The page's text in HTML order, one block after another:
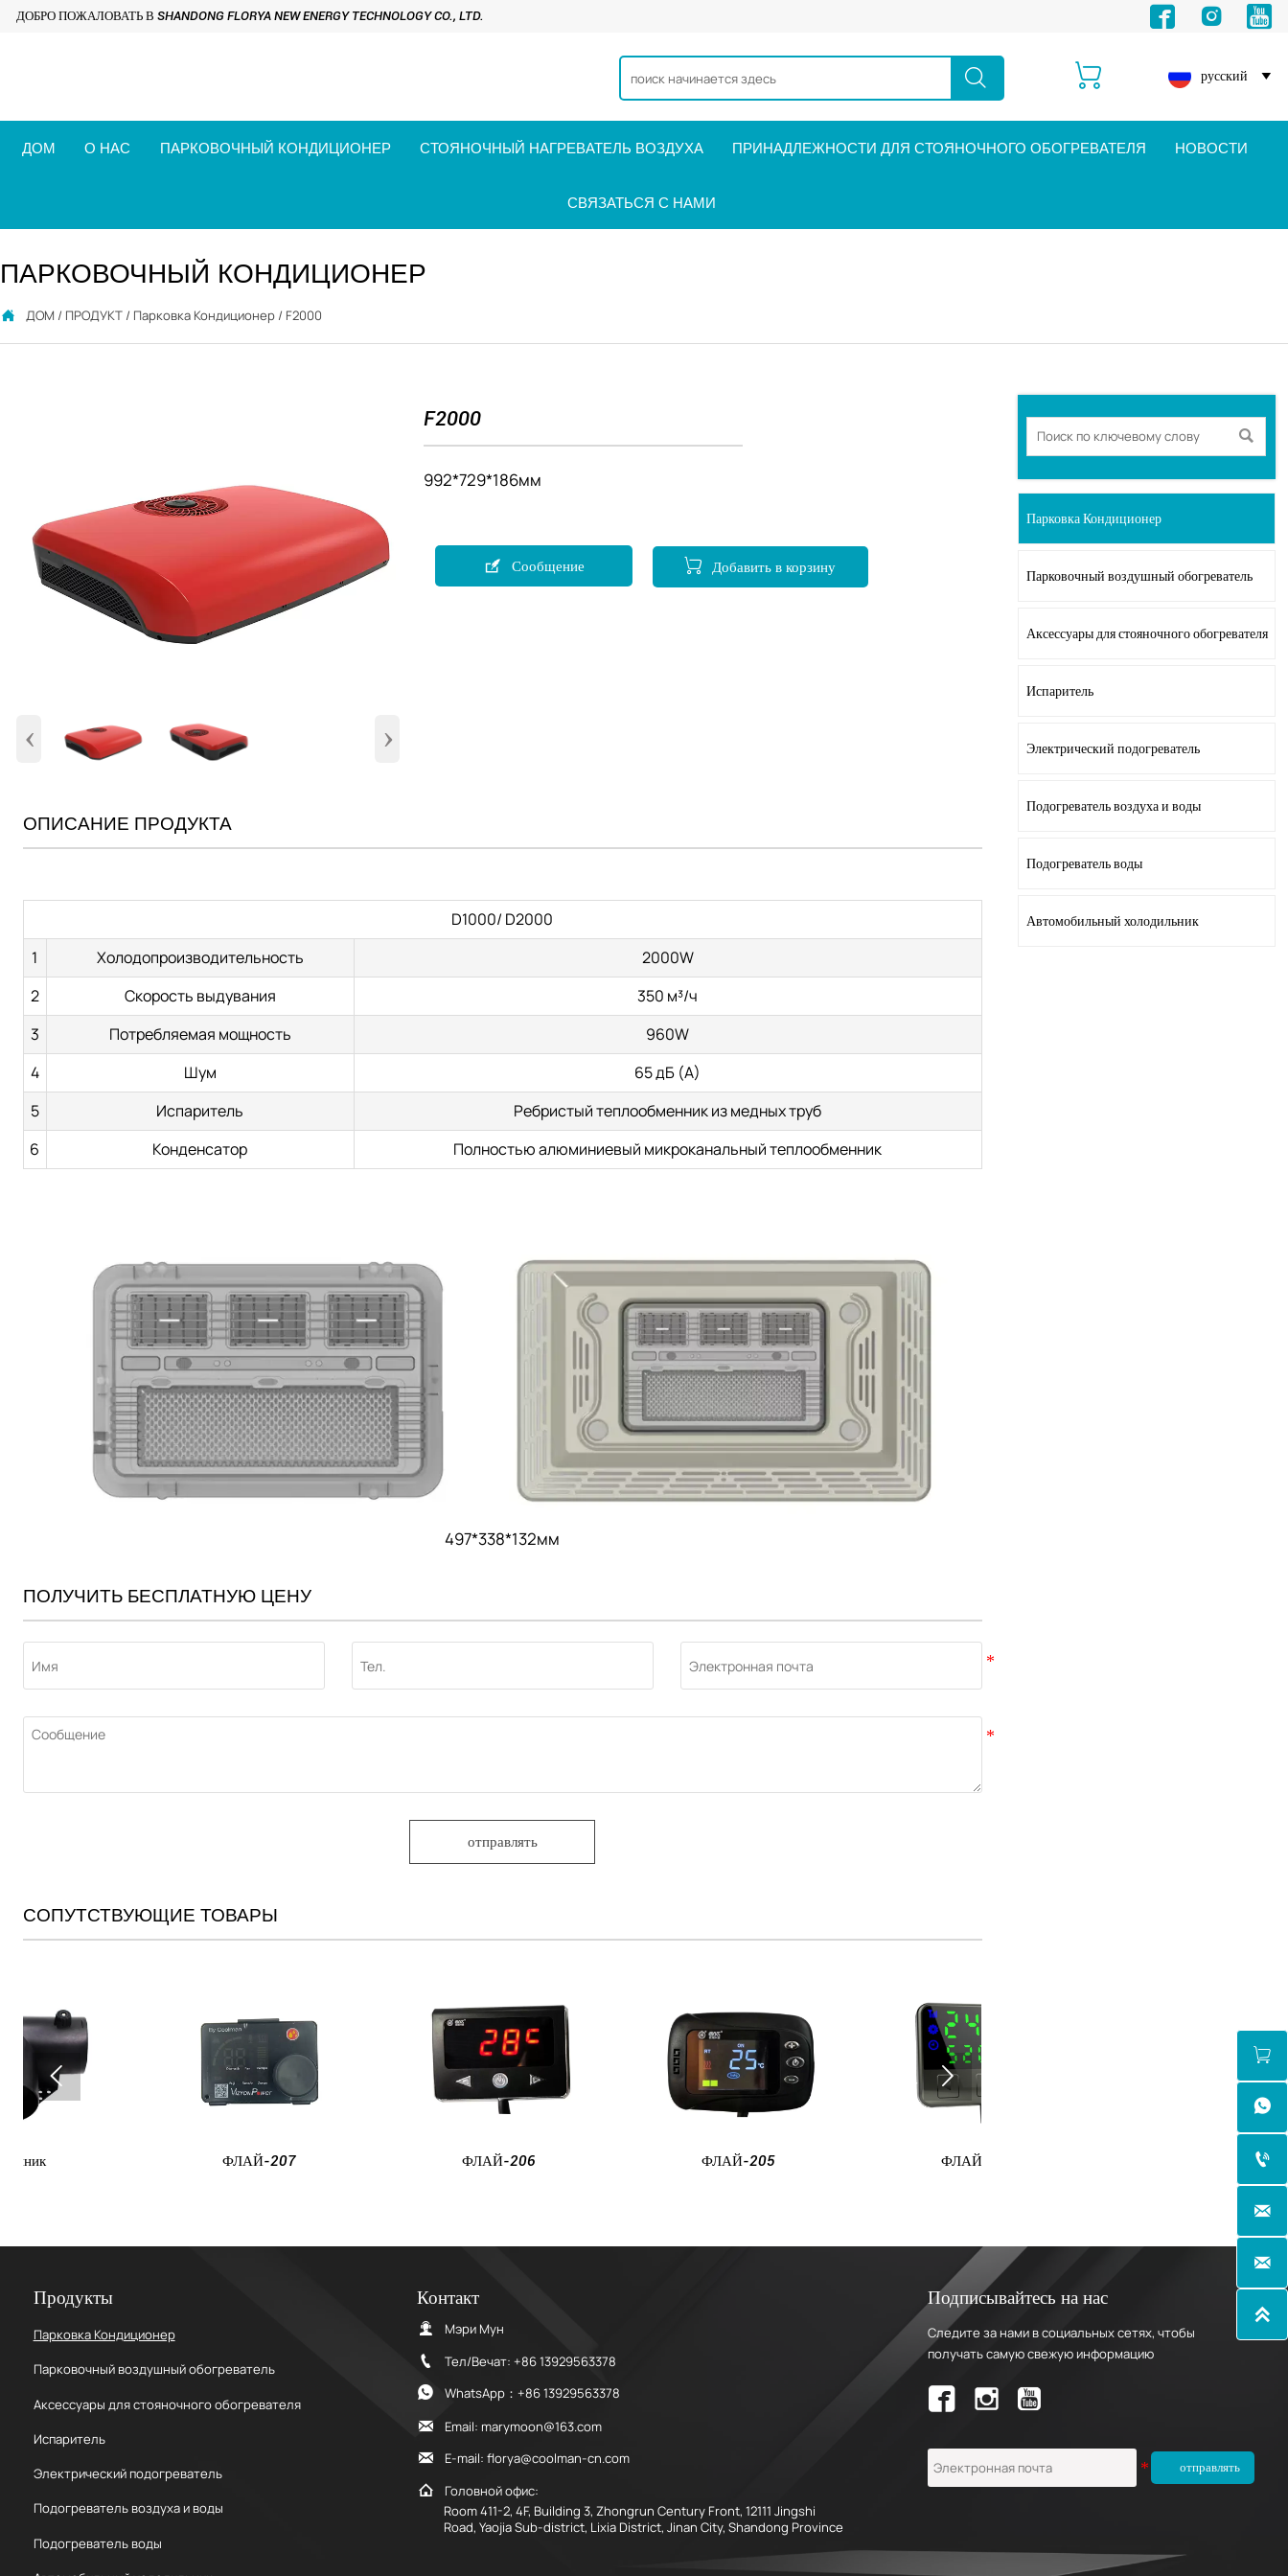
ДОБРО ПОЖАЛОВАТЬ В SHANDONG FLORYA NEW ENERGY TECHNOLOGY CO., LTD.   
  русский 
ДОМ О НАС ПАРКОВОЧНЫЙ КОНДИЦИОНЕР СТОЯНОЧНЫЙ НАГРЕВАТЕЛЬ ВОЗДУХА ПРИНАДЛЕЖНОСТИ ДЛЯ СТОЯНОЧНОГО ОБОГРЕВАТЕЛЯ НОВОСТИ
СВЯЗАТЬСЯ С НАМИ
ПАРКОВОЧНЫЙ КОНДИЦИОНЕР
 ДОМ / ПРОДУКТ/ Парковка Кондиционер/ F2000
‹ ›
F2000
992*729*186мм
 Сообщение  Добавить в корзину
ОПИСАНИЕ ПРОДУКТА
D1000/ D2000
1
Холодопроизводительность
2000W
2
Скорость выдувания
350 м³/ч
3
Потребляемая мощность
960W
4
Шум
65 дБ (А)
5
Испаритель
Ребристый теплообменник из медных труб
6
Конденсатор Полностью алюминиевый микроканальный теплообменник
497*338*132мм
ПОЛУЧИТЬ БЕСПЛАТНУЮ ЦЕНУ
отправлять
СОПУТСТВУЮЩИЕ ТОВАРЫ
 

Парковка Кондиционер
Парковочный воздушный обогреватель
Аксессуары для стояночного обогревателя
Испаритель
Электрический подогреватель
Подогреватель воздуха и воды
Подогреватель воды
Автомобильный холодильник
Продукты
Парковка Кондиционер
Парковочный воздушный обогреватель
Аксессуары для стояночного обогревателя
Испаритель
Электрический подогреватель
Подогреватель воздуха и воды
Подогреватель воды
Контакт
 Мэри Мун
 Тел/Вечат: +86 13929563378
 WhatsApp：+86 13929563378
 Email: marymoon@163.com
 E-mail: florya@coolman-cn.com

Головной офис:
Room 411-2, 4F, Building 3, Zhongrun Century Front, 12111 Jingshi
Road, Yaojia Sub-district, Lixia District, Jinan City, Shandong Province
Подписывайтесь на нас
Следите за нами в социальных сетях, чтобы
получать самую свежую информацию

отправлять





